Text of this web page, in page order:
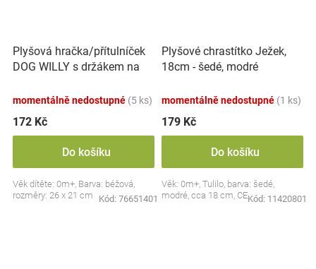
Plyšová hračka/přítulníček
DOG WILLY s držákem na
momentálně nedostupné (5 ks)
172 Kč
Do košíku
Věk dítěte: 0m+, Barva: béžová,
rozměry: 26 x 21 cm
Kód: 76651401
Plyšové chrastítko Ježek,
18cm - šedé, modré
momentálně nedostupné (1 ks)
179 Kč
Do košíku
Věk: 0m+, Tulilo, barva: šedé,
modré, cca 18 cm, CEKód: 11420801